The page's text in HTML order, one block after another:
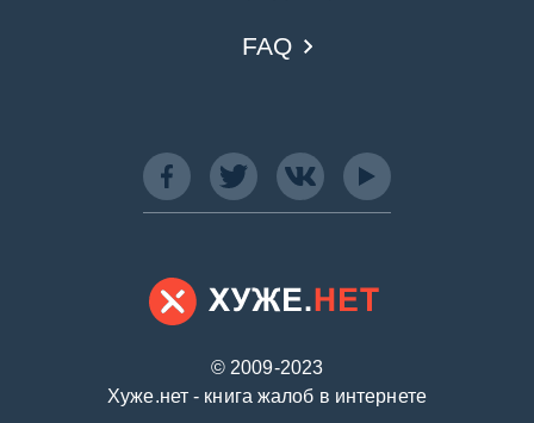
© 2009-2023
Хуже.нет - книга жалоб в интернете
FAQ